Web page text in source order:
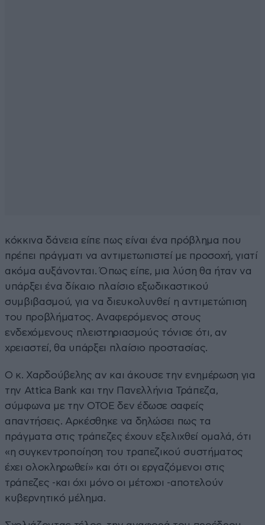
κόκκινα δάνεια είπε πως είναι ένα πρόβλημα που
πρέπει πράγματι να αντιμετωπιστεί με προσοχή, γιατί
ακόμα αυξάνονται. Όπως είπε, μια λύση θα ήταν να
υπάρξει ένα δίκαιο πλαίσιο εξωδικαστικού
συμβιβασμού, για να διευκολυνθεί η αντιμετώπιση
του προβλήματος. Αναφερόμενος στους
ενδεχόμενους πλειστηριασμούς τόνισε ότι, αν
χρειαστεί, θα υπάρξει πλαίσιο προστασίας.
Ο κ. Χαρδούβελης αν και άκουσε την ενημέρωση για
την Attica Bank και την Πανελλήνια Τράπεζα,
σύμφωνα με την ΟΤΟΕ δεν έδωσε σαφείς
απαντήσεις. Αρκέσθηκε να δηλώσει πως τα
πράγματα στις τράπεζες έχουν εξελιχθεί ομαλά, ότι
«η συγκεντροποίηση του τραπεζικού συστήματος
έχει ολοκληρωθεί» και ότι οι εργαζόμενοι στις
τράπεζες -και όχι μόνο οι μέτοχοι -αποτελούν
κυβερνητικό μέλημα.